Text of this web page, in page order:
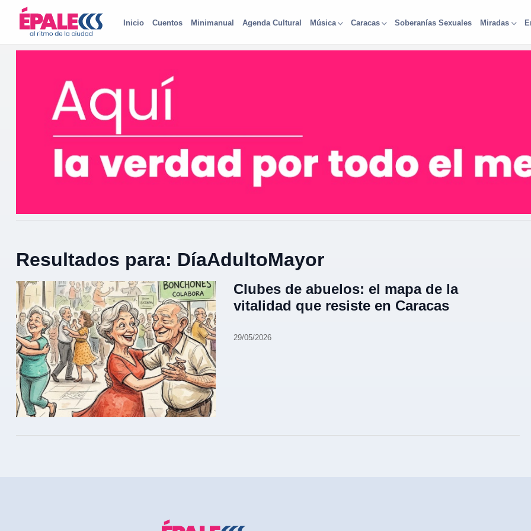
Inicio Cuentos Minimanual Agenda Cultural Música Caracas Soberanías Sexuales Miradas
Resultados para: DíaAdultoMayor
Clubes de abuelos: el mapa de la
vitalidad que resiste en Caracas
29/05/2026